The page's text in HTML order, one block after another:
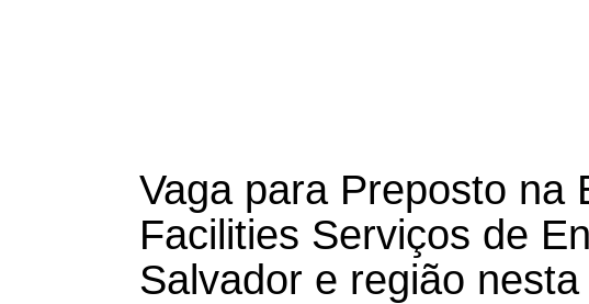
Vaga para Preposto na
Facilities Serviços de
Salvador e região